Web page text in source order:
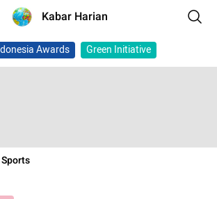
Kabar Harian
Awards Green Initiative